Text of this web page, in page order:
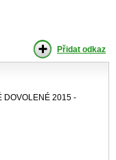
Přidat odkaz
DOVOLENÉ 2015 -